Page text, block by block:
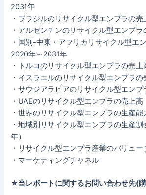
2031年
・ブラジルのリサイクル型エンプラの売
・アルゼンチンのリサイクル型エンプラ
・国別-中東・アフリカリサイクル型エ
2020年～2031年
・トルコのリサイクル型エンプラの売上
・イスラエルのリサイクル型エンプラの
・サウジアラビアのリサイクル型エンプ
・UAEのリサイクル型エンプラの売上高
・世界のリサイクル型エンプラの生産能
・地域別リサイクル型エンプラの生産
年）
・リサイクル型エンプラ産業のバリュー
・マーケティングチャネル
★当レポートに関するお問い合わせ先(